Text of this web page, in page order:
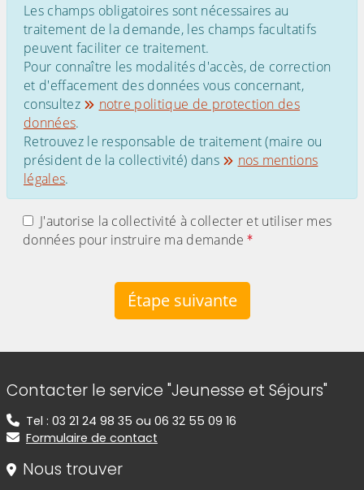
Les champs obligatoires sont nécessaires au
traitement de la demande, les champs facultatifs
peuvent faciliter ce traitement.
Pour connaître les modalités d'accès, de correction
et d'effacement des données vous concernant,
consultez
notre politique de protection des
données.
Retrouvez le responsable de traitement (maire ou
président de la collectivité) dans
nos mentions
légales.
J'autorise la collectivité à collecter et utiliser mes
données pour instruire ma demande
Étape suivante
Informations de contact
Contacter le service "Jeunesse et Séjours"
Tel : 03 21 24 98 35 ou 06 32 55 09 16
Formulaire de contact
Nous trouver